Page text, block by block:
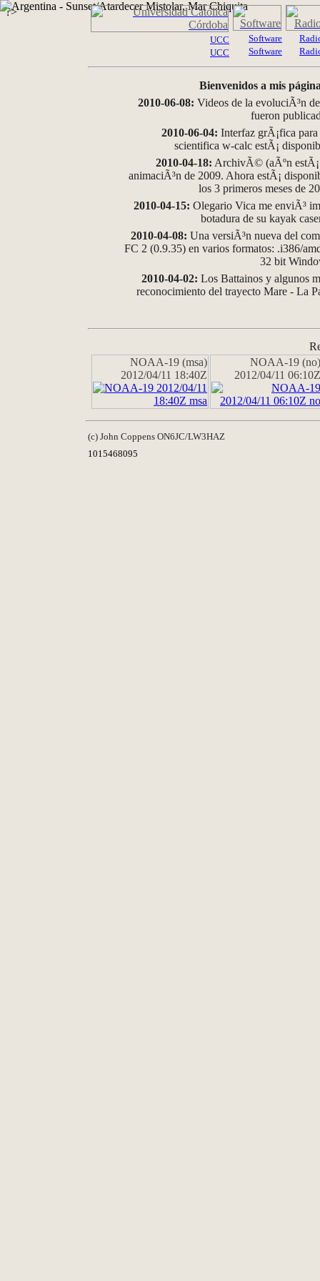
?>
UCC
UCC
Software
Software
Bienvenidos a mis
2010-06-08: Videos de la evoluciÃ³n
fueron
2010-06-04: Interfaz grÃ¡fica
scientifica w-calc estÃ¡
2010-04-18: ArchivÃ© (aÃºn
animaciÃ³n de 2009. Ahora estÃ¡
los 3 primeros meses de
2010-04-15: Olegario Vica me enviÃ³
botadura de su kayak
2010-04-08: Una versiÃ³n nueva del
FC 2 (0.9.35) en varios formatos: .i386/
32 bit
2010-04-02: Los Battainos y algunos
reconocimiento del trayecto Mare - La
NOAA-19 (msa)
2012/04/11 18:40Z
NOAA-19 (no)
2012/04/11 06:10Z
(c) John Coppens ON6JC/LW3HAZ
1015468095